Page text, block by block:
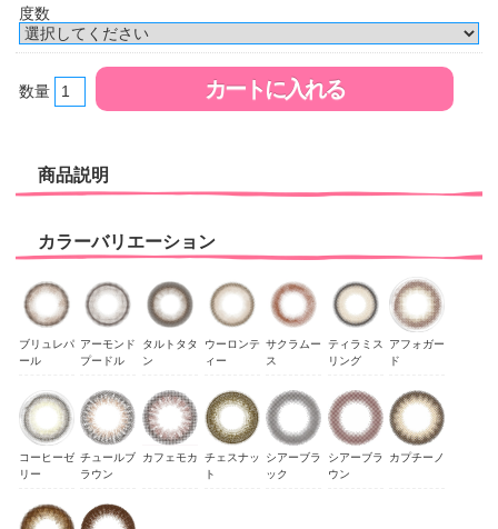
度数
数量
商品説明
カラーバリエーション
ブリュレパ
ール
アーモンド
プードル
タルトタタ
ン
ウーロンテ
ィー
サクラムー
ス
ティラミス
リング
アフォガー
ド
コーヒーゼ
リー
チュールブ
ラウン
カフェモカ チェスナッ
ト
シアーブラ
ック
シアーブラ
ウン
カプチーノ